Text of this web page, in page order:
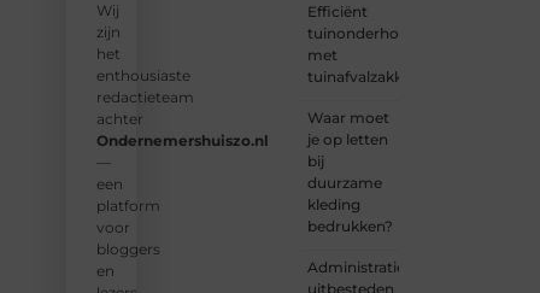
Wij
zijn
het
enthousiaste
redactieteam
achter
Ondernemershuiszo.nl
—
een
platform
voor
bloggers
en
Efficiënt
tuinonderhoud
met
tuinafvalzakken
Waar moet
je op letten
bij
duurzame
kleding
bedrukken?
Administratie
uitbesteden